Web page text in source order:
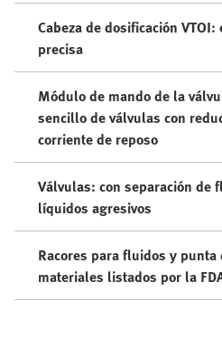
Cabeza de dosificación
precisa
Módulo de mando de la
sencillo de válvulas con
corriente de reposo
Válvulas: con separación de
líquidos agresivos
Racores para fluidos y
materiales listados por la